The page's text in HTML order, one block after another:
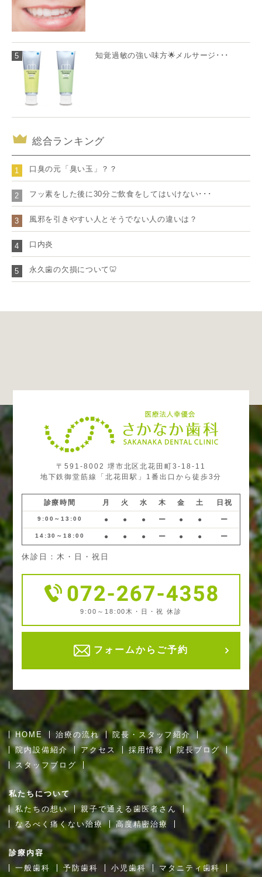
5 知覚過敏の強い味方🌟メルサージ･･･
総合ランキング
1 口臭の元「臭い玉」？？
2 フッ素をした後に30分ご飲食をしてはいけない･･･
3 風邪を引きやすい人とそうでない人の違いは？
4 口内炎
5 永久歯の欠損について🦷
〒591-8002 堺市北区北花田町3-18-11
地下鉄御堂筋線「北花田駅」1番出口から徒歩3分
診療時間 月 火 水 木 金 土 日祝
9:00～13:00 ● ● ● ー ● ● ー
14:30～18:00 ● ● ● ー ● ● ー
休診日：木・日・祝日
9:00～18:00 木・日・祝 休診
フォームからご予約
HOME 治療の流れ
院長・スタッフ紹介
院内設備紹介
アクセス 採用情報
院長ブログ
スタッフブログ
私たちについて
私たちの想い
親子で通える歯医者さん
なるべく痛くない治療
高度精密治療
診療内容
一般歯科
予防歯科 小児歯科 マタニティ歯科